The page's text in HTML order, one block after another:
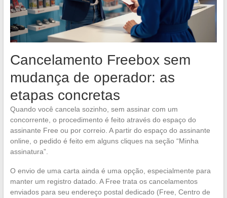
Cancelamento Freebox sem
mudança de operador: as
etapas concretas
Quando você cancela sozinho, sem assinar com um
concorrente, o procedimento é feito através do espaço do
assinante Free ou por correio. A partir do espaço do assinante
online, o pedido é feito em alguns cliques na seção “Minha
assinatura”.
O envio de uma carta ainda é uma opção, especialmente para
manter um registro datado. A Free trata os cancelamentos
enviados para seu endereço postal dedicado (Free, Centro de